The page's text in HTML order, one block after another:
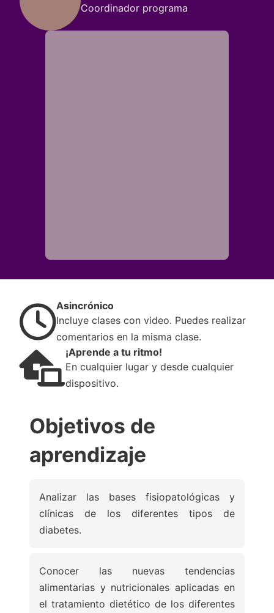
Coordinador programa
Asincrónico
Incluye clases con video. Puedes realizar
comentarios en la misma clase.
¡Aprende a tu ritmo!
En cualquier lugar y desde cualquier
dispositivo.
Objetivos de
aprendizaje
Analizar las bases fisiopatológicas y
clínicas de los diferentes tipos de
diabetes.
Conocer las nuevas tendencias
alimentarias y nutricionales aplicadas en
el tratamiento dietético de los diferentes